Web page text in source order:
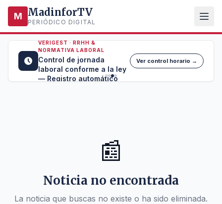
M MadinforTV
PERIÓDICO DIGITAL
VERIGEST · RRHH &
NORMATIVA LABORAL
Control de jornada
laboral conforme a la ley
— Registro automático
Ver control horario →
📰
Noticia no encontrada
La noticia que buscas no existe o ha sido eliminada.